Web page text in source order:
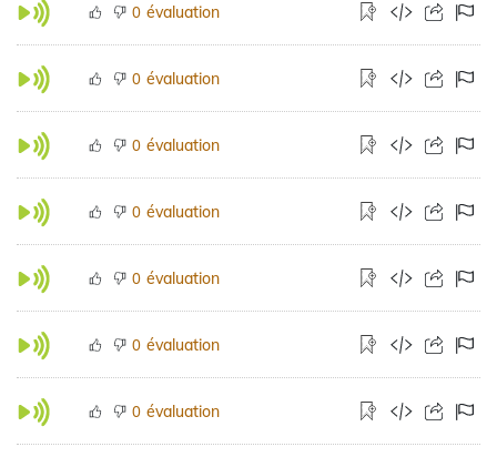
0 évaluation
0 évaluation
0 évaluation
0 évaluation
0 évaluation
0 évaluation
0 évaluation